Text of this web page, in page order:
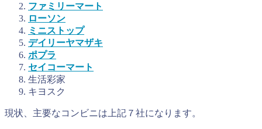
ファミリーマート
ローソン
ミニストップ
デイリーヤマザキ
ポプラ
セイコーマート
生活彩家
キヨスク
現状、主要なコンビニは上記７社になります。